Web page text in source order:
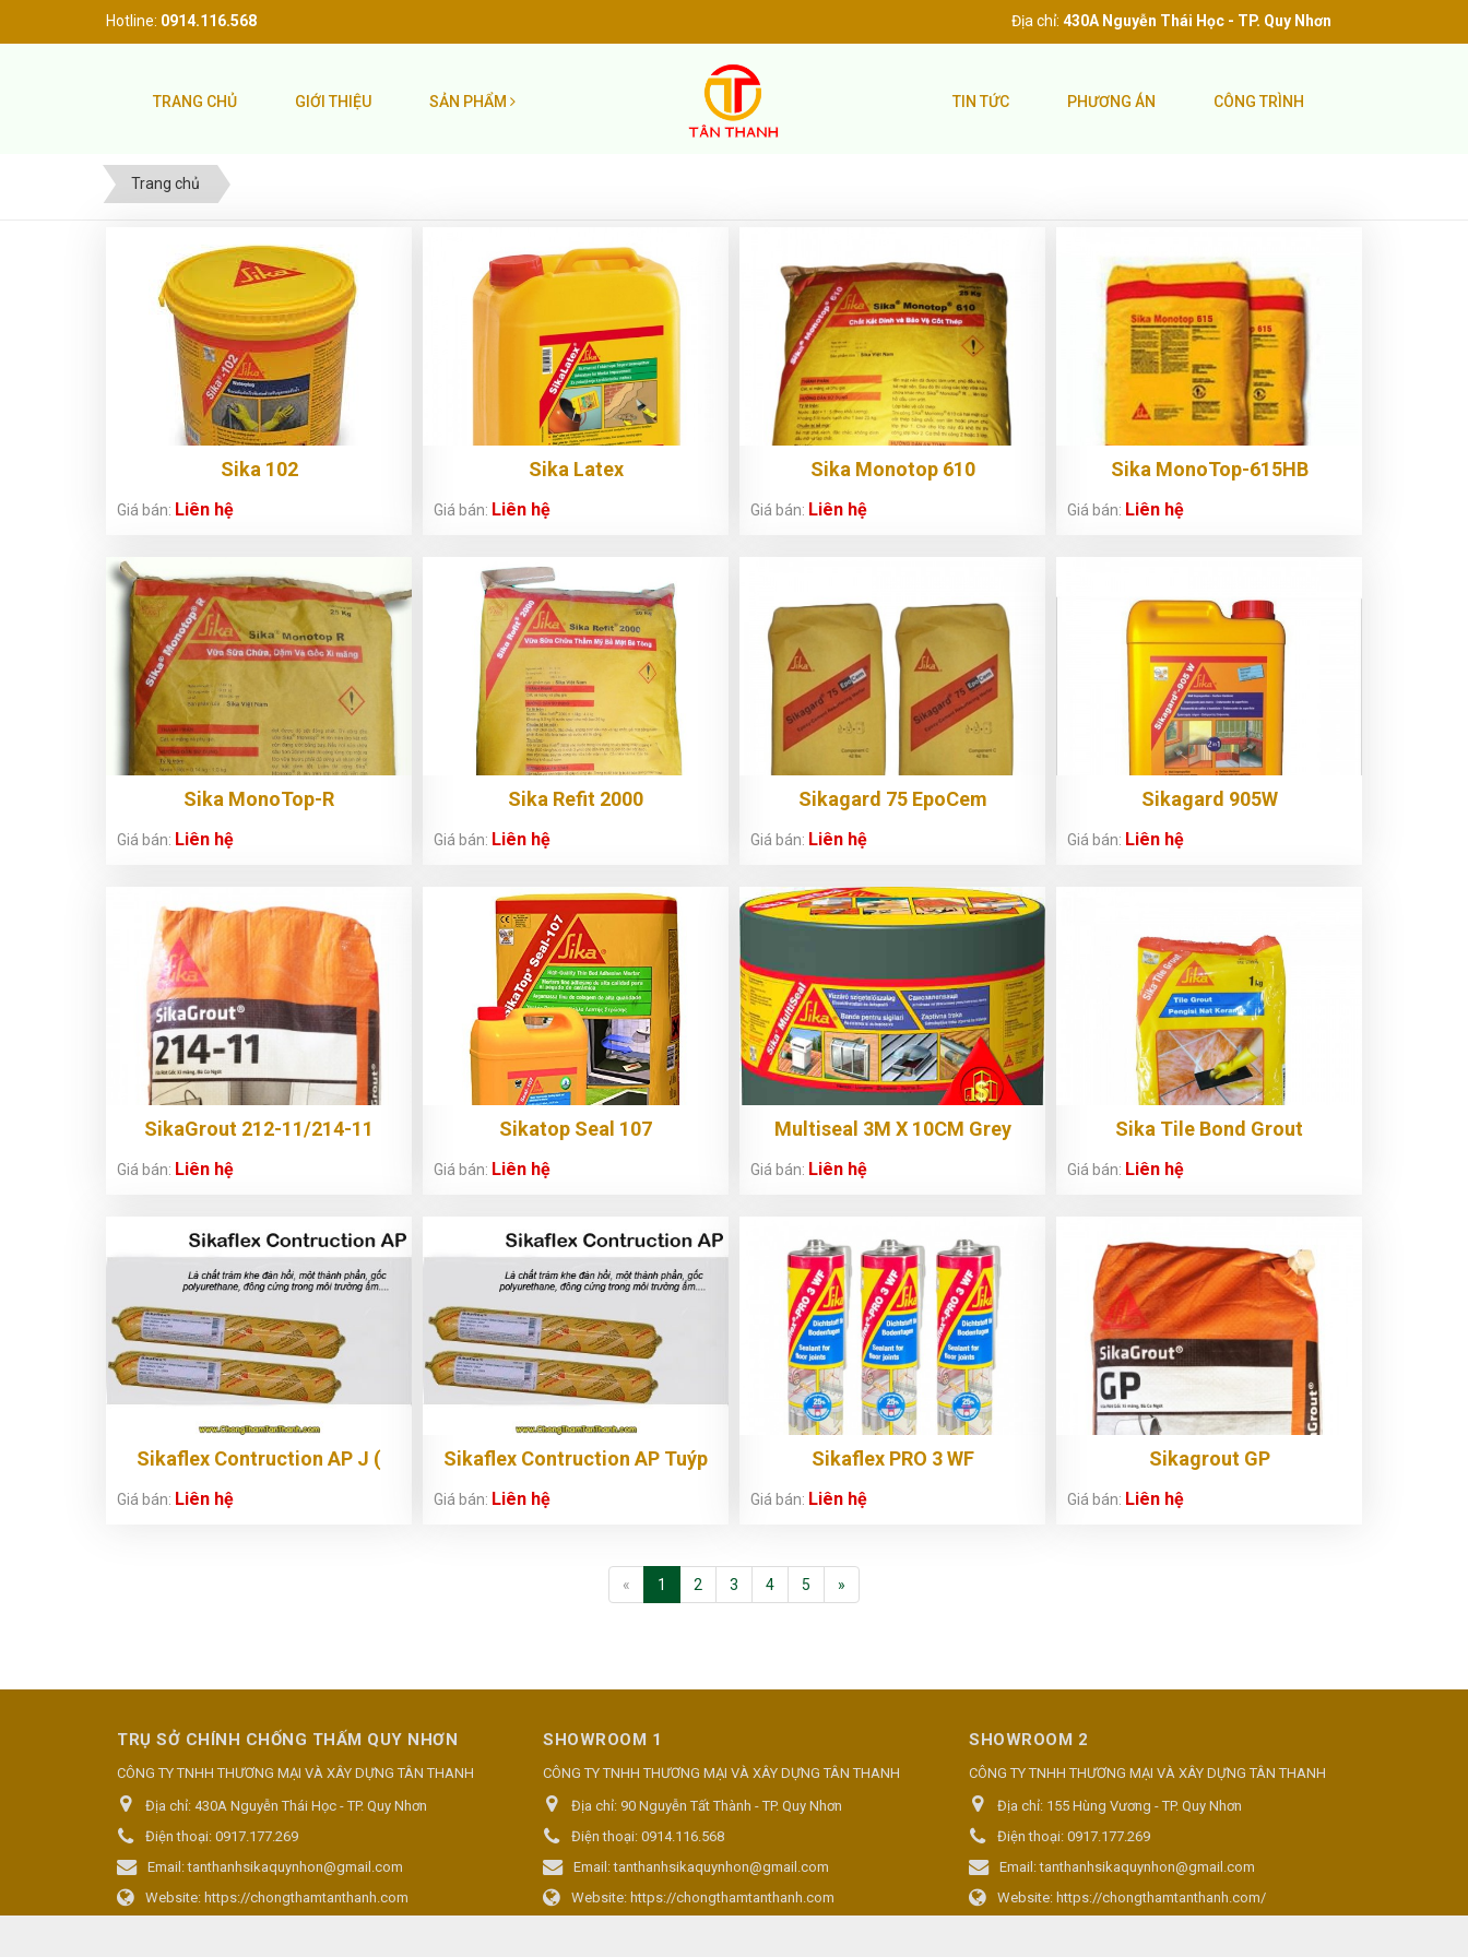
Hotline: 0914.116.568 Địa chỉ: 430A Nguyễn Thái Học - TP. Quy Nhơn
TRANG CHỦ GIỚI THIỆU SẢN PHẨM TIN TỨC PHƯƠNG ÁN CÔNG TRÌNH
Trang chủ
Sika 102
Giá bán: Liên hệ
Sika Latex
Giá bán: Liên hệ
Sika Monotop 610
Giá bán: Liên hệ
Sika MonoTop-615HB
Giá bán: Liên hệ
Sika MonoTop-R
Giá bán: Liên hệ
Sika Refit 2000
Giá bán: Liên hệ
Sikagard 75 EpoCem
Giá bán: Liên hệ
Sikagard 905W
Giá bán: Liên hệ
SikaGrout 212-11/214-11
Giá bán: Liên hệ
Sikatop Seal 107
Giá bán: Liên hệ
Multiseal 3M X 10CM Grey
Giá bán: Liên hệ
Sika Tile Bond Grout
Giá bán: Liên hệ
Sikaflex Contruction AP J (
Giá bán: Liên hệ
Sikaflex Contruction AP Tuýp
Giá bán: Liên hệ
Sikaflex PRO 3 WF
Giá bán: Liên hệ
Sikagrout GP
Giá bán: Liên hệ
« 1 2 3 4 5 »
TRỤ SỞ CHÍNH CHỐNG THẤM QUY NHƠN
CÔNG TY TNHH THƯƠNG MẠI VÀ XÂY DỰNG TÂN THANH
Địa chỉ: 430A Nguyễn Thái Học - TP. Quy Nhơn
Điện thoại: 0917.177.269
Email:tanthanhsikaquynhon@gmail.com
Website: https://chongthamtanthanh.com
SHOWROOM 1
CÔNG TY TNHH THƯƠNG MẠI VÀ XÂY DỰNG TÂN THANH
Địa chỉ: 90 Nguyễn Tất Thành - TP. Quy Nhơn
Điện thoại: 0914.116.568
Email:tanthanhsikaquynhon@gmail.com
Website: https://chongthamtanthanh.com
SHOWROOM 2
CÔNG TY TNHH THƯƠNG MẠI VÀ XÂY DỰNG TÂN THANH
Địa chỉ: 155 Hùng Vương - TP. Quy Nhơn
Điện thoại: 0917.177.269
Email:tanthanhsikaquynhon@gmail.com
Website: https://chongthamtanthanh.com/